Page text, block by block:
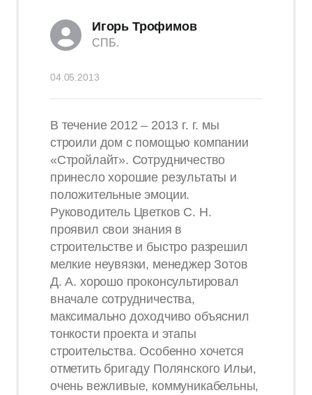
Игорь Трофимов
СПБ.
04.05.2013
В течение 2012 – 2013 г. г. мы
строили дом с помощью компании
«Стройлайт». Сотрудничество
принесло хорошие результаты и
положительные эмоции.
Руководитель Цветков С. Н.
проявил свои знания в
строительстве и быстро разрешил
мелкие неувязки, менеджер Зотов
Д. А. хорошо проконсультировал
вначале сотрудничества,
максимально доходчиво объяснил
тонкости проекта и этапы
строительства. Особенно хочется
отметить бригаду Полянского Ильи,
очень вежливые, коммуникабельны,